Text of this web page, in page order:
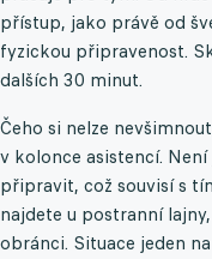
přístup, jako právě od
fyzickou připravenost.
dalších 30 minut.
Čeho si nelze
v kolonce asistencí.
připravit, což souvisí s
najdete u postranní
obránci. Situace jeden